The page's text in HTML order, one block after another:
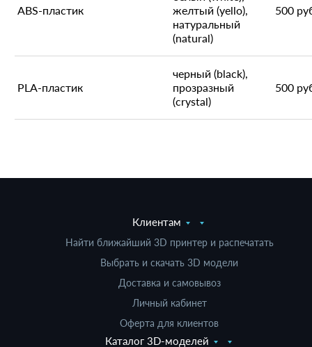
ABS-пластик
желтый (yello),
натуральный
(natural)
500
PLA-пластик
черный (black),
прозразный
(crystal)
500
Клиентам
Найти ближайший 3D принтер и распечатать
Выбрать и скачать 3D модели
Доставка и самовывоз
Личный кабинет
Оферта для клиентов
Каталог 3D-моделей